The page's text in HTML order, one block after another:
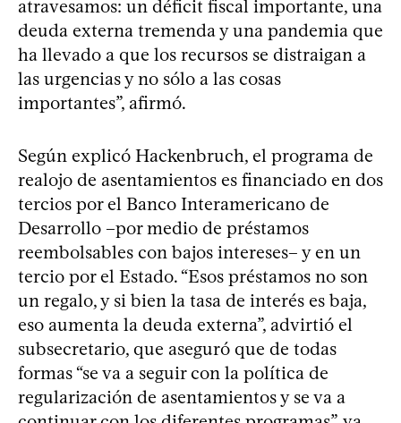
atravesamos: un déficit fiscal importante, una
deuda externa tremenda y una pandemia que
ha llevado a que los recursos se distraigan a
las urgencias y no sólo a las cosas
importantes”, afirmó.
Según explicó Hackenbruch, el programa de
realojo de asentamientos es financiado en dos
tercios por el Banco Interamericano de
Desarrollo –por medio de préstamos
reembolsables con bajos intereses– y en un
tercio por el Estado. “Esos préstamos no son
un regalo, y si bien la tasa de interés es baja,
eso aumenta la deuda externa”, advirtió el
subsecretario, que aseguró que de todas
formas “se va a seguir con la política de
regularización de asentamientos y se va a